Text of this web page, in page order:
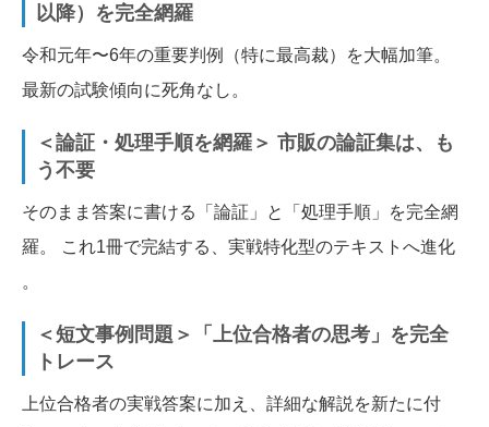
以降）を完全網羅
令和元年〜6年の重要判例（特に最高裁）を大幅加筆。
最新の試験傾向に死角なし。
＜論証・処理手順を網羅＞ 市販の論証集は、も
う不要
そのまま答案に書ける「論証」と「処理手順」を完全網
羅。 これ1冊で完結する、実戦特化型のテキストへ進化
。
＜短文事例問題＞「上位合格者の思考」を完全
トレース
上位合格者の実戦答案に加え、詳細な解説を新たに付